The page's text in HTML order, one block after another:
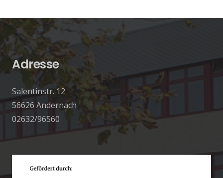
Adresse
Salentinstr. 12
56626 Andernach
02632/96560